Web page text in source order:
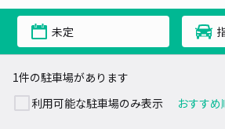
未定
1件の駐車場があります
利用可能な駐車場のみ表示